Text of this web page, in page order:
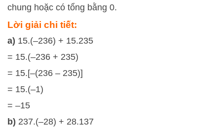
chung hoặc có tổng bằng 0.
Lời giải chi tiết:
a) 15.(–236) + 15.235
= 15.(–236 + 235)
= 15.[–(236 – 235)]
= 15.(–1)
= –15
b) 237.(–28) + 28.137